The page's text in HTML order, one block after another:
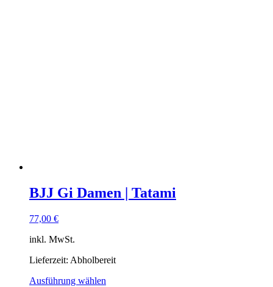
BJJ Gi Damen | Tatami
77,00 €
inkl. MwSt.
Lieferzeit: Abholbereit
Ausführung wählen